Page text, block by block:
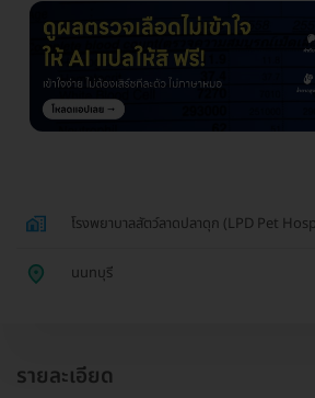
โรงพยาบาลสัตว์ลาดปลาดุก (LPD Pet
นนทบุรี
รายละเอียด